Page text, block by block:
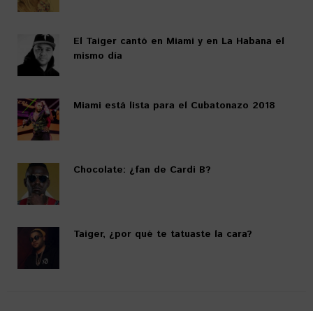
El Taiger cantó en Miami y en La Habana el
mismo día
Miami está lista para el Cubatonazo 2018
Chocolate: ¿fan de Cardi B?
Taiger, ¿por qué te tatuaste la cara?